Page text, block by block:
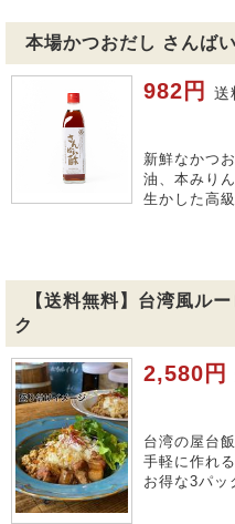
本場かつおだし さんば
982円 送
新鮮なかつ
油、本みり
生かした高級
【送料無料】台湾風ル
ク
2,580円
台湾の屋台
手軽に作れ
お得な3パッ